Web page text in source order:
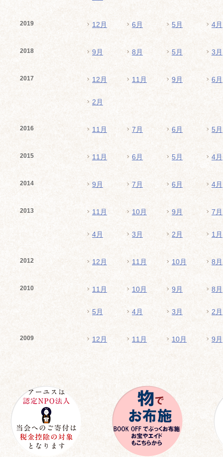
2019 12月 6月 5月 4月
2018 9月 8月 5月 3月
2017 12月 11月 9月 6月
2月
2016 11月 7月 6月 5月
2015 11月 6月 5月 4月
2014 9月 7月 6月 4月
2013 11月 10月 9月 7月
4月 3月 2月 1月
2012 12月 11月 10月 8月
2010 11月 10月 9月 8月
5月 4月 3月 2月
2009 12月 11月 10月 9月